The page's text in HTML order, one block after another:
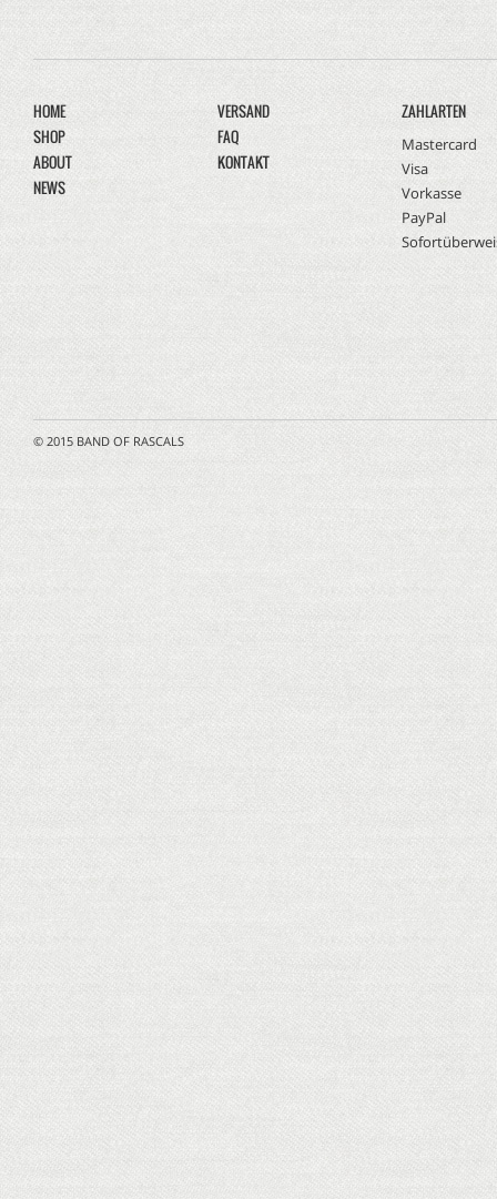
HOME
SHOP
ABOUT
NEWS
VERSAND
FAQ
KONTAKT
ZAHLARTEN
Mastercard
Visa
Vorkasse
PayPal
© 2015 BAND OF RASCALS